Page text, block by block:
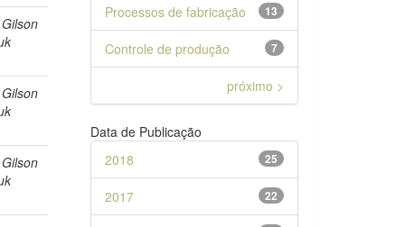
13
Processos de fabricação
7
Controle de produção
próximo >
Data de Publicação
25
2018
22
2017